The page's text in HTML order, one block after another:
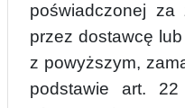
poświadczonej za
przez dostawcę
z powyższym,
podstawie art.